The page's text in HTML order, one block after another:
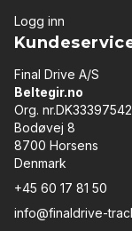
Logg inn
Final Drive A/S
Beltegir.no
Org. nr.DK33397542
Bodøvej 8
8700 Horsens
Denmark
+45 60 17 81 50
info@finaldrive-